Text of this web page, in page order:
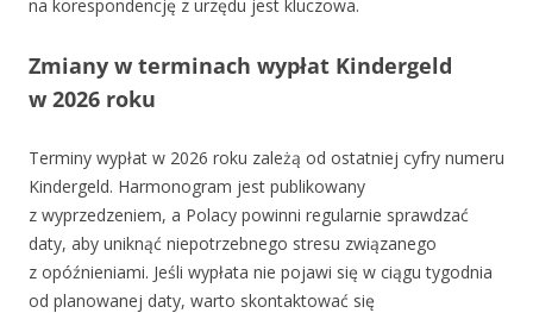
na korespondencję z urzędu jest kluczowa.
Zmiany w terminach wypłat Kindergeld
w 2026 roku
Terminy wypłat w 2026 roku zależą od ostatniej cyfry numeru
Kindergeld. Harmonogram jest publikowany
z wyprzedzeniem, a Polacy powinni regularnie sprawdzać
daty, aby uniknąć niepotrzebnego stresu związanego
z opóźnieniami. Jeśli wypłata nie pojawi się w ciągu tygodnia
od planowanej daty, warto skontaktować się